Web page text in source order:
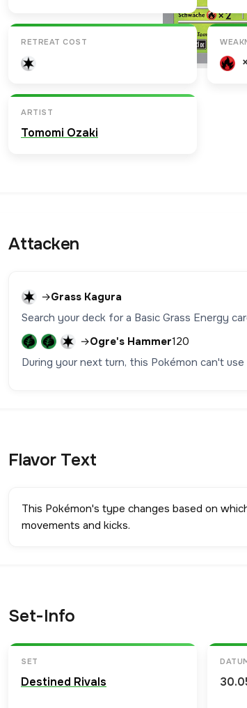
RETREAT COST
ARTIST
Tomomi Ozaki
Attacken
→Grass Kagura
Search your deck for a Basic Grass Energy
→Ogre's Hammer120
During your next turn, this Pokémon can't use
Flavor Text
This Pokémon's type changes based on
movements and kicks.
Set-Info
SET
Destined Rivals